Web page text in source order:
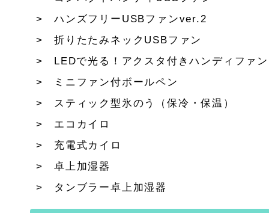
ハンズフリーUSBファンver.2
折りたたみネックUSBファン
LEDで光る！アクスタ付きハンディファン
ミニファン付ボールペン
スティック型氷のう（保冷・保温）
エコカイロ
充電式カイロ
卓上加湿器
タンブラー卓上加湿器